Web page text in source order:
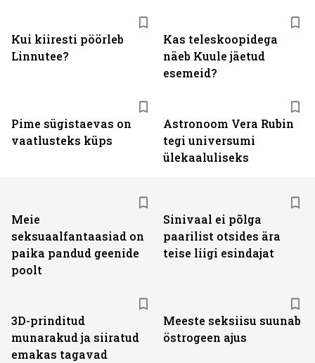
Kui kiiresti pöörleb
Linnutee?
Kas teleskoopidega
näeb Kuule jäetud
esemeid?
Pime sügistaevas on
vaatlusteks küps
Astronoom Vera Rubin
tegi universumi
ülekaaluliseks
Meie
seksuaalfantaasiad on
paika pandud geenide
poolt
Sinivaal ei põlga
paarilist otsides ära
teise liigi esindajat
3D-prinditud
munarakud ja siiratud
emakas tagavad
Meeste seksiisu suunab
östrogeen ajus